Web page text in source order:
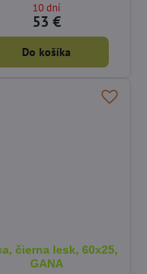
10 dní
53 €
Do košíka
čierna lesk, 60x25,
GANA